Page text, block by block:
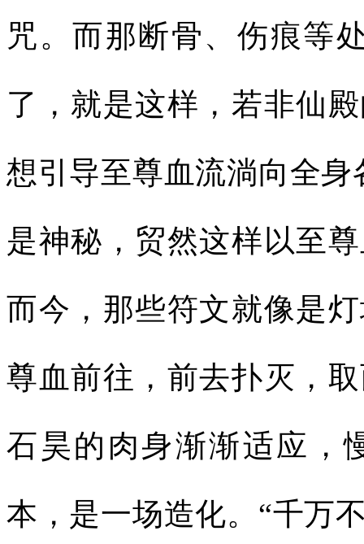
咒。而那断骨、伤痕等
了，就是这样，若非仙
想引导至尊血流淌向全
是神秘，贸然这样以至
而今，那些符文就像是
尊血前往，前去扑灭，
石昊的肉身渐渐适应，
本，是一场造化。“千万